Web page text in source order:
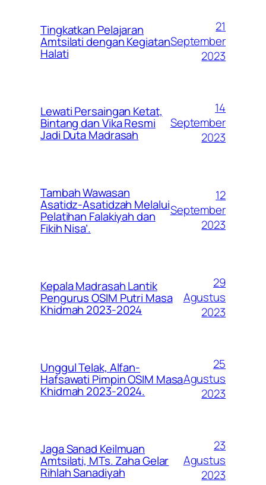
Tingkatkan Pelajaran
Amtsilati dengan Kegiatan
Halati
21
September
2023
Lewati Persaingan Ketat,
Bintang dan Vika Resmi
Jadi Duta Madrasah
14
September
2023
Tambah Wawasan
Asatidz-Asatidzah Melalui
Pelatihan Falakiyah dan
Fikih Nisa’.
12
September
2023
Kepala Madrasah Lantik
Pengurus OSIM Putri Masa
Khidmah 2023-2024
29
Agustus
2023
Unggul Telak, Alfan-
Hafsawati Pimpin OSIM Masa
Khidmah 2023-2024.
25
Agustus
2023
Jaga Sanad Keilmuan
Amtsilati, MTs. Zaha Gelar
Rihlah Sanadiyah
23
Agustus
2023